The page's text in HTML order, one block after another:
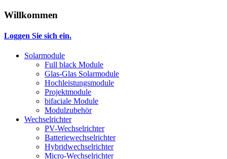
Willkommen
Loggen Sie sich ein.
Solarmodule
Full black Module
Glas-Glas Solarmodule
Hochleistungsmodule
Projektmodule
bifaciale Module
Modulzubehör
Wechselrichter
PV-Wechselrichter
Batteriewechselrichter
Hybridwechselrichter
Micro-Wechselrichter